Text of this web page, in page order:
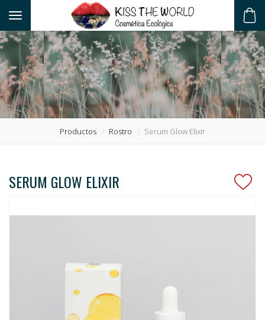
Toggle navigation
Productos Rostro Serum Glow Elixir
SERUM GLOW ELIXIR